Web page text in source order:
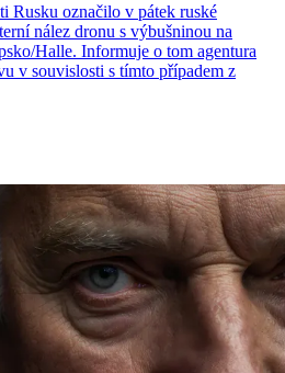
Rusku označilo v pátek ruské
nález dronu s výbušninou na
Halle. Informuje o tom agentura
v souvislosti s tímto případem z